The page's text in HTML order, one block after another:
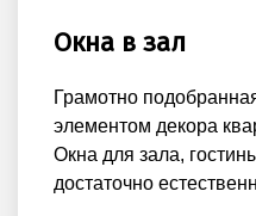
Окна в зал
Грамотно
элементом декора
Окна для зала,
достаточно